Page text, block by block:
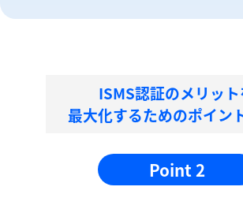
ISMS認証のメリット
最大化するためのポイン
Point 2